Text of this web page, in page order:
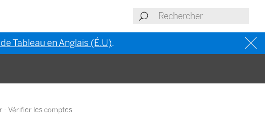
Tableau en Anglais (É.U).
- Vérifier les comptes